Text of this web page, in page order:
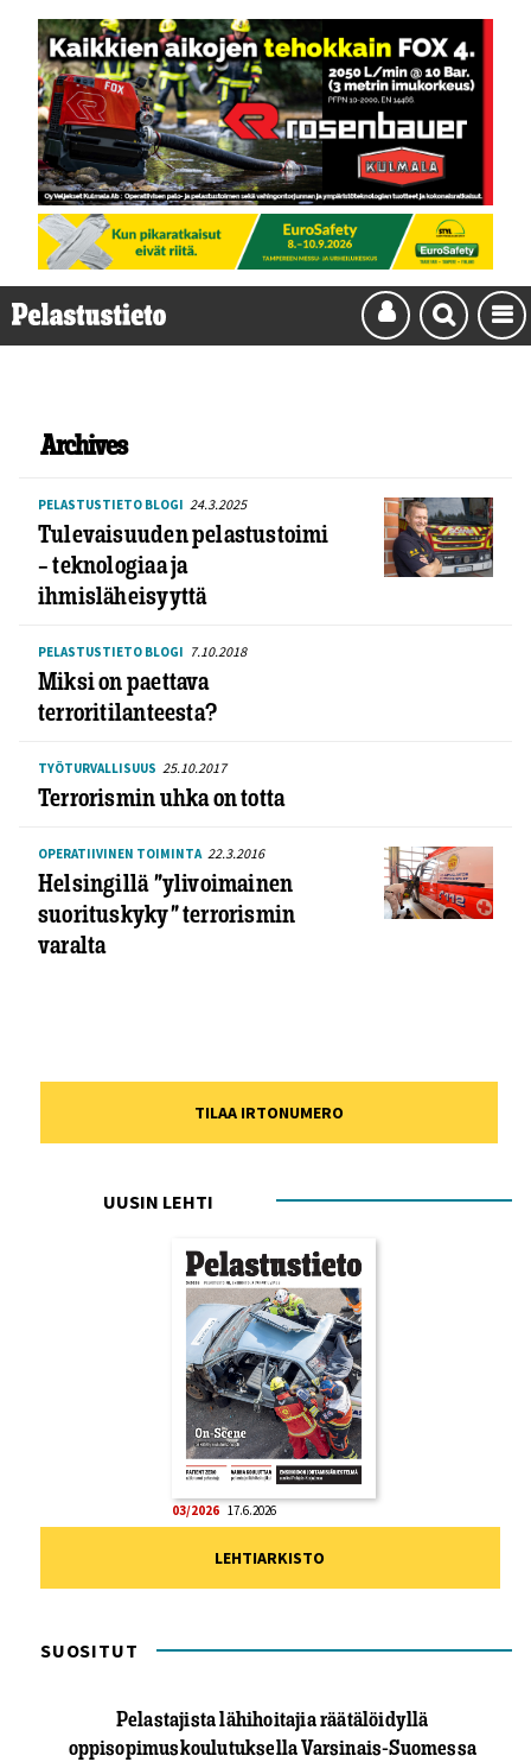
Archives
PELASTUSTIETO BLOGI 24.3.2025
Tulevaisuuden pelastustoimi
– teknologiaa ja
ihmisläheisyyttä
PELASTUSTIETO BLOGI 7.10.2018
Miksi on paettava
terroritilanteesta?
TYÖTURVALLISUUS 25.10.2017
Terrorismin uhka on totta
OPERATIIVINEN TOIMINTA 22.3.2016
Helsingillä ”ylivoimainen
suorituskyky” terrorismin
varalta
TILAA IRTONUMERO
UUSIN LEHTI
03/2026 17.6.2026
LEHTIARKISTO
SUOSITUT
Pelastajista lähihoitajia räätälöidyllä
oppisopimuskoulutuksella Varsinais-Suomessa